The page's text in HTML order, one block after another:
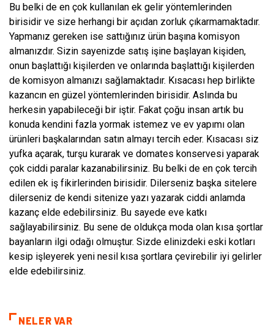
Bu belki de en çok kullanılan ek gelir yöntemlerinden
birisidir ve size herhangi bir açıdan zorluk çıkarmamaktadır.
Yapmanız gereken ise sattığınız ürün başına komisyon
almanızdır. Sizin sayenizde satış işine başlayan kişiden,
onun başlattığı kişilerden ve onlarında başlattığı kişilerden
de komisyon almanızı sağlamaktadır. Kısacası hep birlikte
kazancın en güzel yöntemlerinden birisidir. Aslında bu
herkesin yapabileceği bir iştir. Fakat çoğu insan artık bu
konuda kendini fazla yormak istemez ve ev yapımı olan
ürünleri başkalarından satın almayı tercih eder. Kısacası siz
yufka açarak, turşu kurarak ve domates konservesi yaparak
çok ciddi paralar kazanabilirsiniz. Bu belki de en çok tercih
edilen ek iş fikirlerinden birisidir. Dilerseniz başka sitelere
dilerseniz de kendi sitenize yazı yazarak ciddi anlamda
kazanç elde edebilirsiniz. Bu sayede eve katkı
sağlayabilirsiniz. Bu sene de oldukça moda olan kısa şortlar
bayanların ilgi odağı olmuştur. Sizde elinizdeki eski kotları
kesip işleyerek yeni nesil kısa şortlara çevirebilir iyi gelirler
elde edebilirsiniz.
NELER VAR